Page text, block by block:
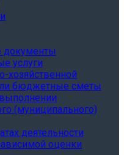
документы
услуги
хозяйственной
бюджетные сметы
(муниципального)
деятельности
оценки